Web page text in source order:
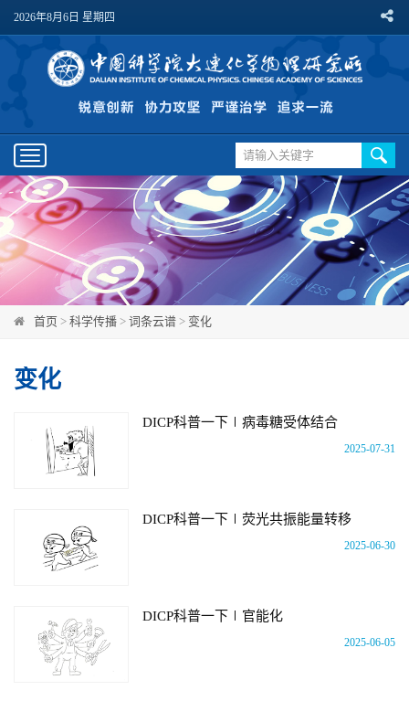
2026年8月6日 星期四
Toggle
navigation
首页 > 科学传播 > 词条云谱 > 变化
变化
DICP科普一下∣病毒糖受体结合
2025-07-31
DICP科普一下∣荧光共振能量转移
2025-06-30
DICP科普一下∣官能化
2025-06-05